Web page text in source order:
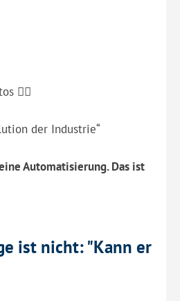
🤸‍♂️
der Industrie“
Automatisierung. Das ist
ist nicht: "Kann er